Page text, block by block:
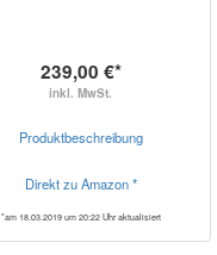
239,00 €*
inkl. MwSt.
Produktbeschreibung
Direkt zu Amazon *
*am 18.03.2019 um 20:22 Uhr aktualisiert